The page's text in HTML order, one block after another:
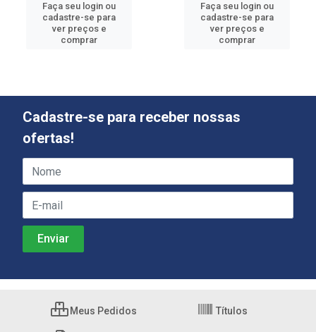
Faça seu login ou
cadastre-se para
ver preços e
comprar
Faça seu login ou
cadastre-se para
ver preços e
comprar
Cadastre-se para receber nossas
ofertas!
Meus Pedidos Títulos